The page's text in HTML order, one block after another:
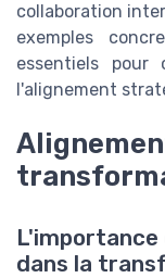
collaboration
exemples
essentiels pour
l'alignement
dans la